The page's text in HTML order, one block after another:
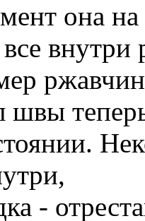
она на
-